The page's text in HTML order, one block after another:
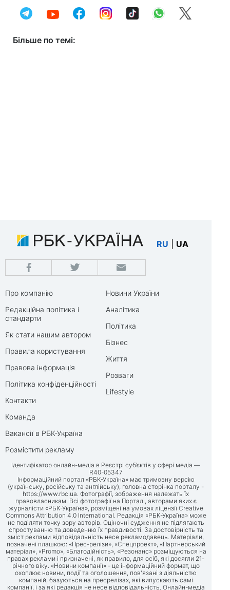
Більше по темі:
RU UA
Про компанію
Редакційна політика і
стандарти
Як стати нашим автором
Правила користування
Правова інформація
Політика конфіденційності
Контакти
Команда
Вакансії в РБК-Україна
Розмістити рекламу
Новини України
Аналітика
Політика
Бізнес
Життя
Розваги
Lifestyle
Ідентифікатор онлайн-медіа в Реєстрі суб’єктів у сфері медіа —
R40-05347
Інформаційний портал «РБК-Україна» має тримовну версію
(українську, російську та англійську), головна сторінка порталу -
https://www.rbc.ua. Фотографії, зображення належать їх
правовласникам. Всі фотографії на Порталі, авторами яких є
журналісти «РБК-Україна», розміщені на умовах ліцензії Creative
Commons Attribution 4.0 International. Редакція «РБК-Україна» може
не поділяти точку зору авторів. Оціночні судження не підлягають
спростуванню та доведенню їх правдивості. За достовірність та
зміст реклами відповідальність несе рекламодавець. Матеріали,
позначені плашкою: «Прес-релізи», «Спецпроект», «Партнерський
матеріал», «Promo», «Благодійність», «Резонанс» розміщуються на
правах реклами і призначені, як правило, для осіб, які досягли 21-
річного віку. «Новини компанії» - це інформаційний формат, що
охоплює новини, події та оголошення, пов'язані з діяльністю
компаній, базуються на пресрелізах, які випускають самі
компанії, і за які редакція не несе відповідальність. Онлайн-медіа